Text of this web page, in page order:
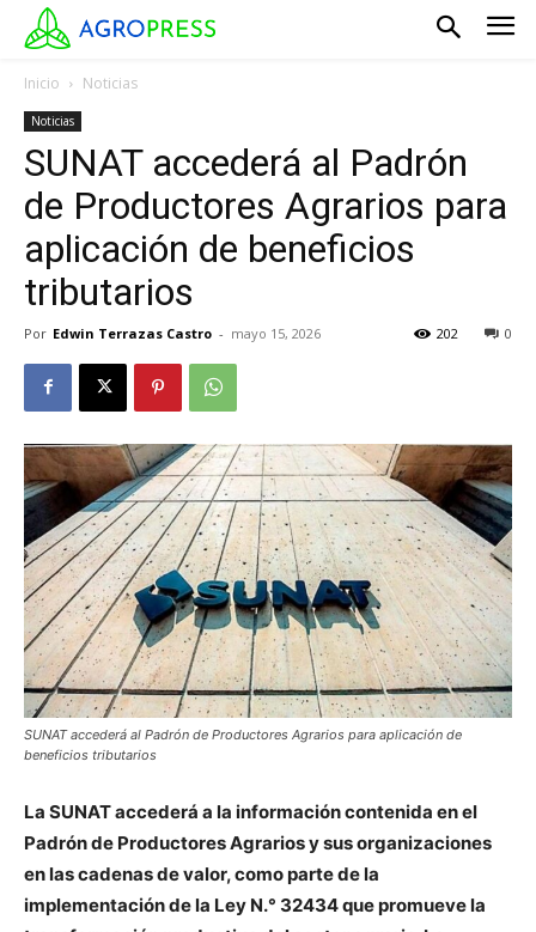
Inicio Noticias
Noticias
SUNAT accederá al Padrón
de Productores Agrarios para
aplicación de beneficios
tributarios
Por Edwin Terrazas Castro - mayo 15, 2026 0
202
SUNAT accederá al Padrón de Productores Agrarios para aplicación de
beneficios tributarios
La SUNATaccederá a la información contenida en el
Padrón de Productores Agrarios y sus organizaciones
en las cadenas de valor, como parte de la
implementación de la Ley N.° 32434 que promueve la